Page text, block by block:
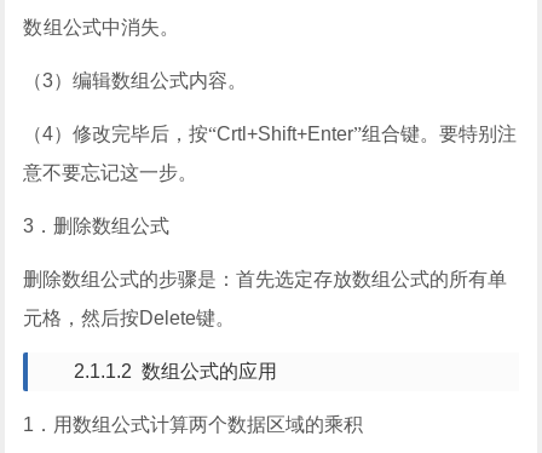
数组公式中消失。
（3）编辑数组公式内容。
（4）修改完毕后，按“Crtl+Shift+Enter”组合键。要特别注
意不要忘记这一步。
3 ．删除数组公式
删除数组公式的步骤是：首先选定存放数组公式的所有单
元格，然后按Delete键。
2.1.1.2数组公式的应用
1 ．用数组公式计算两个数据区域的乘积